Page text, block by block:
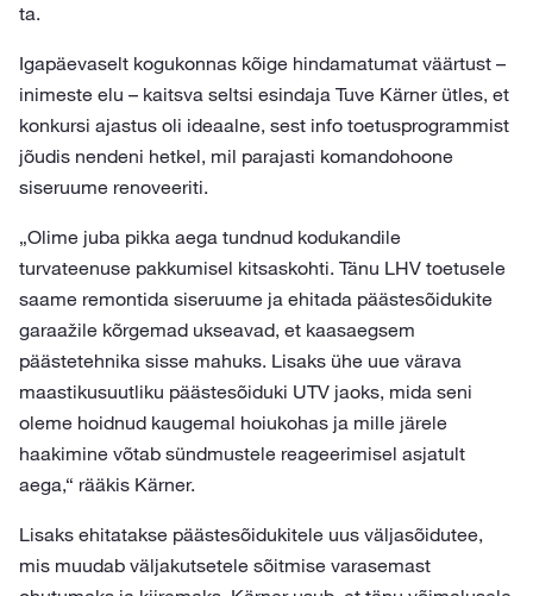
ta.
Igapäevaselt kogukonnas kõige hindamatumat väärtust –
inimeste elu – kaitsva seltsi esindaja Tuve Kärner ütles, et
konkursi ajastus oli ideaalne, sest info toetusprogrammist
jõudis nendeni hetkel, mil parajasti komandohoone
siseruume renoveeriti.
„Olime juba pikka aega tundnud kodukandile
turvateenuse pakkumisel kitsaskohti. Tänu LHV toetusele
saame remontida siseruume ja ehitada päästesõidukite
garaažile kõrgemad ukseavad, et kaasaegsem
päästetehnika sisse mahuks. Lisaks ühe uue värava
maastikusuutliku päästesõiduki UTV jaoks, mida seni
oleme hoidnud kaugemal hoiukohas ja mille järele
haakimine võtab sündmustele reageerimisel asjatult
aega,“ rääkis Kärner.
Lisaks ehitatakse päästesõidukitele uus väljasõidutee,
mis muudab väljakutsetele sõitmise varasemast